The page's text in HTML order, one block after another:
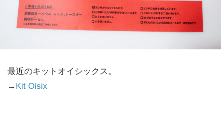
最近のキットオイシックス。
→ Kit Oisix